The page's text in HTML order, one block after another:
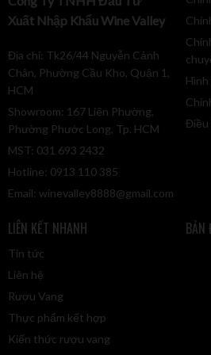
nho ở Champagne, Camargue,
Nha và Anh. Việc trở thành nơi sản
ở Châu Âu là niềm tự hạo mãnh liệt
Vranken-Pommery Monopole
Vùng sản xuất: Pháp
Quy trình làm vang: Ngay sau khi
lạnh để giữ được hương thơm. Quy
lên men ở nhiệt độ quy định
Xuất Nhập Khẩu Wine Valley
Địa chỉ: Tk26/44 Nguyễn Cảnh
Chân, Phường Cầu Kho, Quận 1,
HCM
Showroom: 167 Liên Phường,
Phường Phước Long, Tp. HCM
MST: 031 693 2432
Hotline: 0913 110 385
Email: winevalley8888@gmail.com
Điều
LIÊN KẾT NHANH
Tin tức
Liên hệ
Rượu Vang
Thực phẩm kết hợp
Kiến thức rượu vang
BẢN